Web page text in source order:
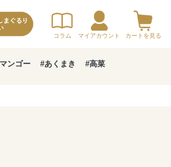
コラム マイアカウント カートを見る
ンゴー #あくまき #高菜